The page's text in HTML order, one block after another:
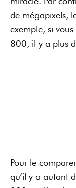
qu’il y a autant
800 sur
c’est d’évaluer
plein écran ou